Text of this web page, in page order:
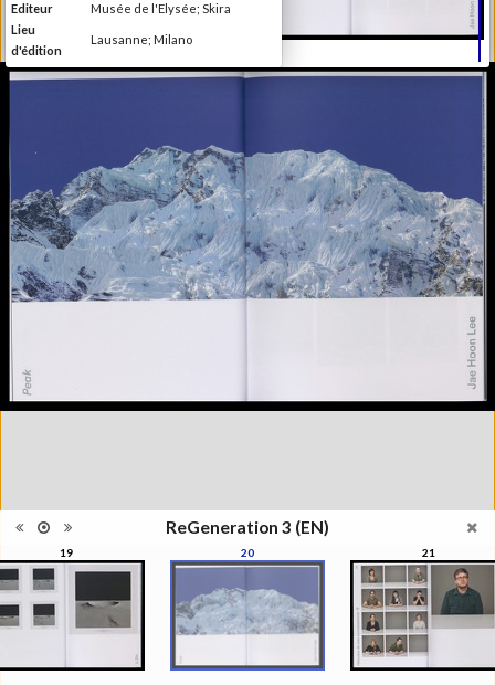
ReGeneration 3 (EN)
19 20 21
Editeur
Musée de l'Elysée; Skira
Lieu
d'édition
Lausanne; Milano
Date
2015
Information
quelles perspectives pour la
photographie ?", Musée de
l'Elysée, Lausanne, du 29 mai au
23 août 2015
Catégorie
Collections et recueils de
photographies XXIe siècle
Type de
reliure
Broché
pages
Format
30 x 22 cm